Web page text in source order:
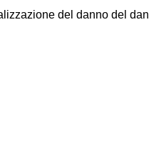
del danno del